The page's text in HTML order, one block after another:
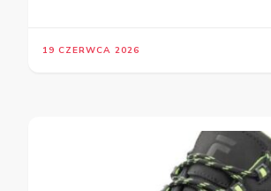
19 CZERWCA 2026